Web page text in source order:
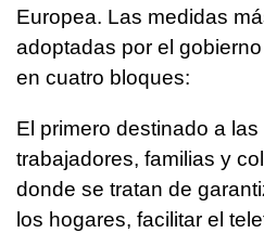
Europea. Las medidas
adoptadas por el
en cuatro bloques:
El primero destinado a
trabajadores, familias y
donde se tratan de
los hogares, facilitar el